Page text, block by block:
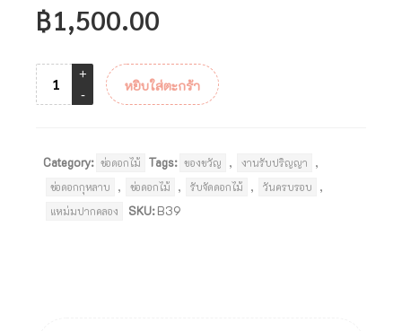
฿1,500.00
หยิบใส่ตะกร้า
Category: ช่อดอกไม้ Tags: ของขวัญ , งานรับปริญญา ,
ช่อดอกกุหลาบ , ช่อดอกไม้ , รับจัดดอกไม้ , วันครบรอบ ,
แหม่มปากคลอง SKU:B39